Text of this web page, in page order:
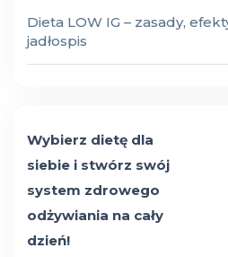
Dieta LOW IG – zasady,
jadłospis
Wybierz dietę dla
siebie i stwórz swój
system zdrowego
odżywiania na cały
dzień!